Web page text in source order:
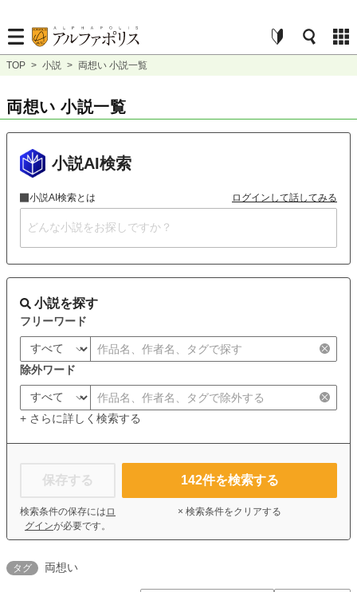
TOP > 小説 > 両想い 小説一覧
両想い 小説一覧
小説AI検索
小説AI検索とは ログインして話してみる
小説を探す
フリーワード
除外ワード
+ さらに詳しく検索する
保存する
検索条件の保存には ロ
グインが必要です。
142件を検索する
× 検索条件をクリアする
タグ 両想い